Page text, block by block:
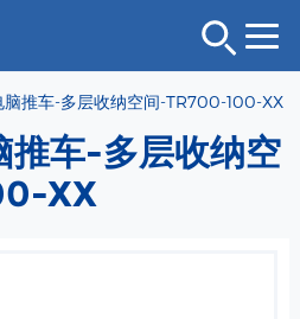
脑推车-多层收纳空间-TR700-100-XX
车-多层收纳空
XX